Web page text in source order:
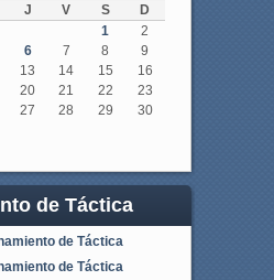
J V S
D
1
2
6 7 8
9
13 14 15
16
20 21 22
23
27 28 29
30
de Táctica